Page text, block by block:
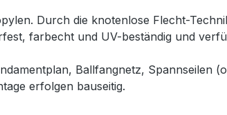
Durch die knotenlose Flecht-
farbecht und UV-beständig und
Ballfangnetz, Spannseilen
erfolgen bauseitig.